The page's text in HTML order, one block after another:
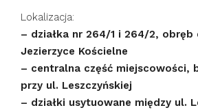
Lokalizacja:
– działka nr 264/1 i 264/2, obręb
Jezierzyce Kościelne
– centralna część miejscowości,
przy ul. Leszczyńskiej
– działki usytuowane między ul.